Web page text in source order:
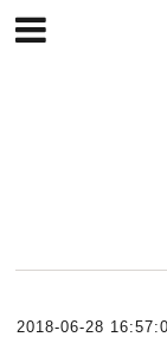
2018-06-28